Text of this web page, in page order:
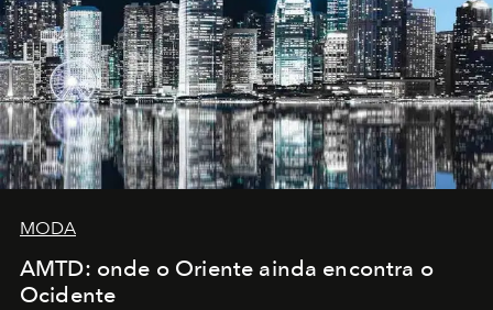
MODA
AMTD: onde o Oriente ainda encontra o
Ocidente